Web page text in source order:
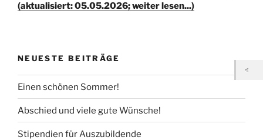
(aktualisiert: 05.05.2026; weiter lesen...)
NEUESTE BEITRÄGE
Einen schönen Sommer!
Abschied und viele gute Wünsche!
Stipendien für Auszubildende